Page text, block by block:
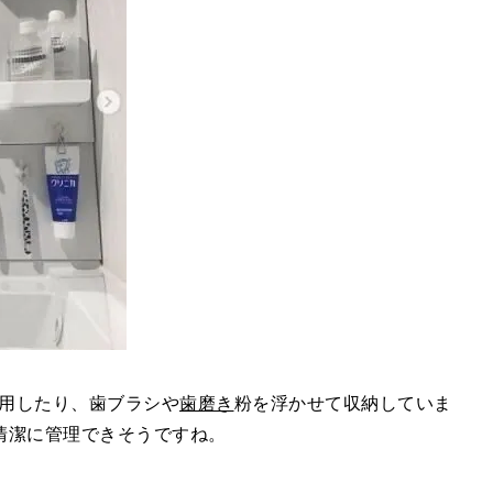
したり、歯ブラシや歯磨き粉を浮かせて収納していま
に管理できそうですね。